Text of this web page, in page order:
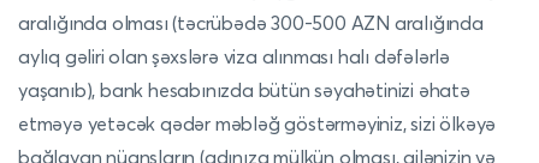
aralığında olması (təcrübədə 300-500 AZN aralığında
aylıq gəliri olan şəxslərə viza alınması halı dəfələrlə
yaşanıb), bank hesabınızda bütün səyahətinizi əhatə
etməyə yetəcək qədər məbləğ göstərməyiniz, sizi ölkəyə
bağlayan nüansların (adınıza mülkün olması, ailənizin və